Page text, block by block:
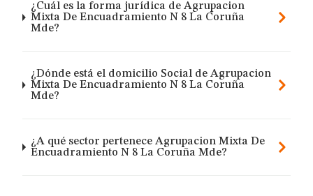
¿Cuál es la forma jurídica de Agrupacion
Mixta De Encuadramiento N 8 La Coruña
Mde?
¿Dónde está el domicilio Social de Agrupacion
Mixta De Encuadramiento N 8 La Coruña
Mde?
¿A qué sector pertenece Agrupacion Mixta De
Encuadramiento N 8 La Coruña Mde?